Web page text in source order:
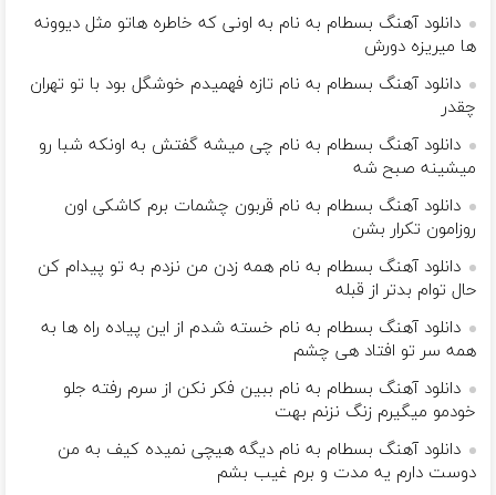
دانلود آهنگ بسطام به نام به اونی که خاطره هاتو مثل دیوونه
ها میریزه دورش
دانلود آهنگ بسطام به نام تازه فهمیدم خوشگل بود با تو تهران
چقدر
دانلود آهنگ بسطام به نام چی میشه گفتش به اونکه شبا رو
میشینه صبح شه
دانلود آهنگ بسطام به نام قربون چشمات برم کاشکی اون
روزامون تکرار بشن
دانلود آهنگ بسطام به نام همه زدن من نزدم به تو پیدام کن
حال توام بدتر از قبله
دانلود آهنگ بسطام به نام خسته شدم از این پیاده راه ها به
همه سر تو افتاد هی چشم
دانلود آهنگ بسطام به نام ببین فکر نکن از سرم رفته جلو
خودمو میگیرم زنگ نزنم بهت
دانلود آهنگ بسطام به نام دیگه هیچی نمیده کیف به من
دوست دارم یه مدت و برم غیب بشم